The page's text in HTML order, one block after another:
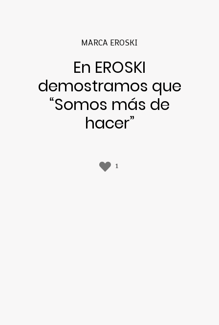
MARCA EROSKI
En EROSKI
demostramos que
“Somos más de
hacer”
1